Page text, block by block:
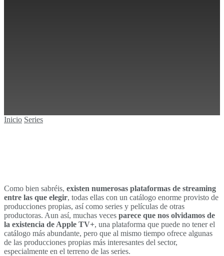
Inicio Series
Como bien sabréis, existen numerosas plataformas de streaming
entre las que elegir, todas ellas con un catálogo enorme provisto de
producciones propias, así como series y películas de otras
productoras. Aun así, muchas veces parece que nos olvidamos de
la existencia de Apple TV+, una plataforma que puede no tener el
catálogo más abundante, pero que al mismo tiempo ofrece algunas
de las producciones propias más interesantes del sector,
especialmente en el terreno de las series.